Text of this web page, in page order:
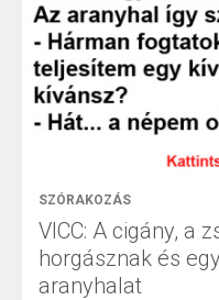
SZÓRAKOZÁS
VICC: A cigány, a
horgásznak és
aranyhalat